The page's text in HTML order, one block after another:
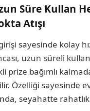
Süre Kullan
Atışı
sayesinde kolay
uzun süreli
prize bağımlı
Özelliği sayesinde
seyahatte